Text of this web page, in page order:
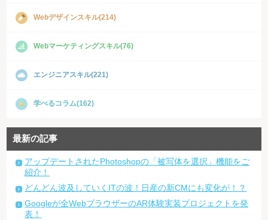
Webデザインスキル(214)
Webマーケティングスキル(76)
エンジニアスキル(221)
学べるコラム(162)
最新の記事
アップデートされたPhotoshopの「被写体を選択」機能をご
紹介！
どんどん波及していくITの波！日産の新CMにも変化が！？
Googleが全WebブラウザーのAR体験実装プロジェクトを発
表！